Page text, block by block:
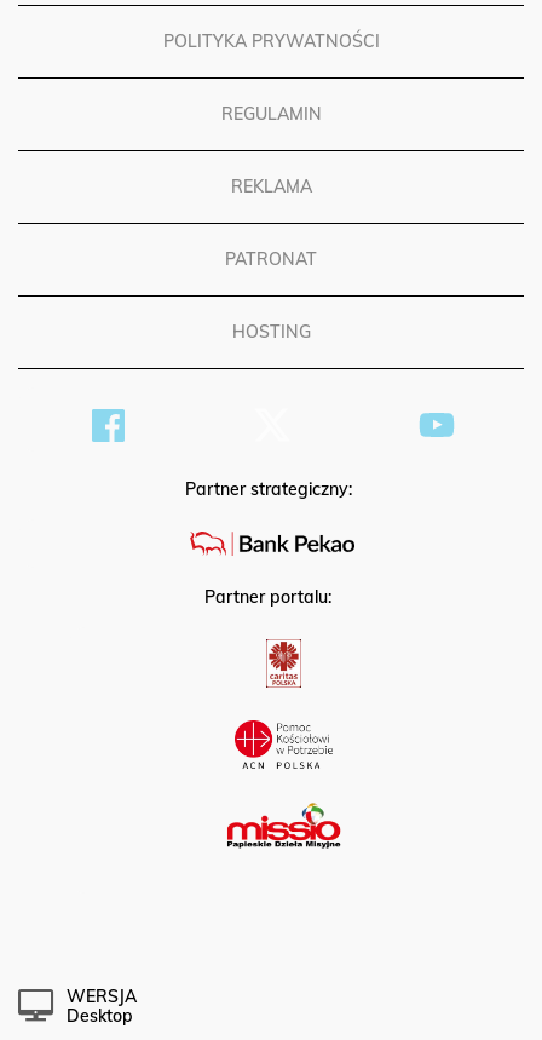
POLITYKA PRYWATNOŚCI
REGULAMIN
REKLAMA
PATRONAT
HOSTING
Partner strategiczny:
Partner portalu:
WERSJA
Desktop